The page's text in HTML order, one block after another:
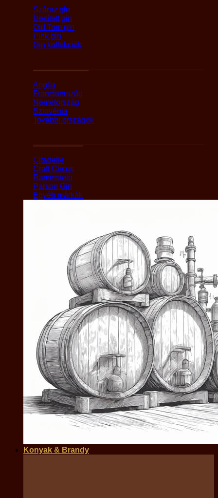
Száraz gin
Ízesített gin
Old Tom gin
Pink gin
Gin kollekciók
Anglia
Franciaország
Németország
Szlovénia
További országok
Citadelle
Craft Circus
Rammstein
Parson Gin
Egyéb márkák
Konyak & Brandy